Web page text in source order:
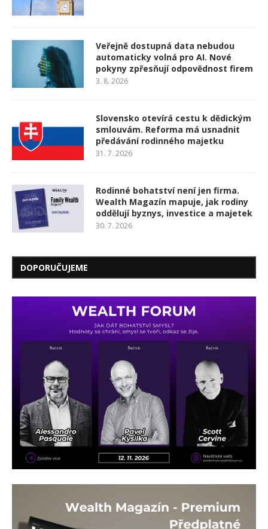
Veřejně dostupná data nebudou
automaticky volná pro AI. Nové
pokyny zpřesňují odpovědnost firem
3. 8. 2026
Slovensko otevírá cestu k dědickým
smlouvám. Reforma má usnadnit
předávání rodinného majetku
31. 7. 2026
Rodinné bohatství není jen firma.
Wealth Magazín mapuje, jak rodiny
oddělují byznys, investice a majetek
30. 7. 2026
DOPORUČUJEME